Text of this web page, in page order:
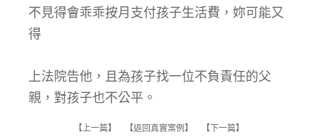
不見得會乖乖按月支付孩子生活費，妳可能又
得
上法院告他，且為孩子找一位不負責任的父
親，對孩子也不公平。
【上一篇】 【返回真實案例 】 【 下一篇】